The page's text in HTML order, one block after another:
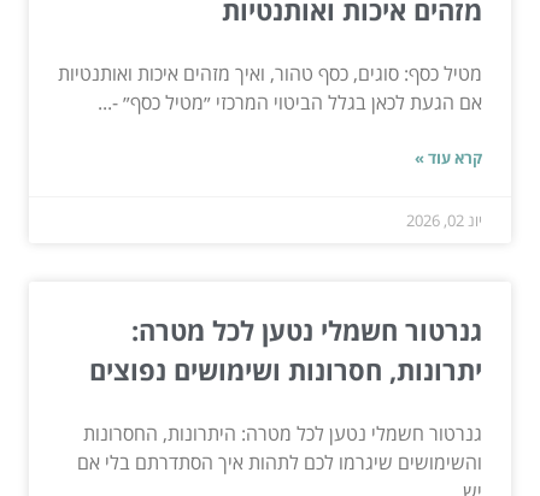
מזהים איכות ואותנטיות
מטיל כסף: סוגים, כסף טהור, ואיך מזהים איכות ואותנטיות
אם הגעת לכאן בגלל הביטוי המרכזי ״מטיל כסף״ -...
קרא עוד »
יונ 02, 2026
גנרטור חשמלי נטען לכל מטרה:
יתרונות, חסרונות ושימושים נפוצים
גנרטור חשמלי נטען לכל מטרה: היתרונות, החסרונות
והשימושים שיגרמו לכם לתהות איך הסתדרתם בלי אם